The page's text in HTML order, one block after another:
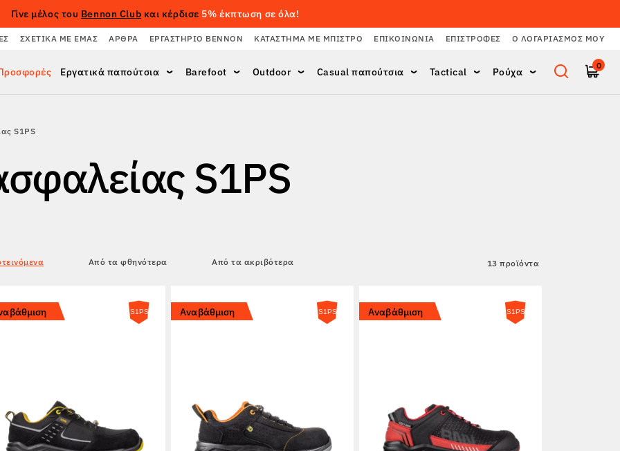
Γίνε μέλος του Bennon Club και κέρδισε 5% έκπτωση σε όλα!
ΣΧΕΤΙΚΆ ΜΕ ΕΜΆΣ ΆΡΘΡΑ ΕΡΓΑΣΤΉΡΙΟ BENNON ΚΑΤΆΣΤΗΜΑ ΜΕ ΜΠΙΣΤΡΌ ΕΠΙΚΟΙΝΩΝΊΑ ΕΠΙΣΤΡΟΦΈΣ Ο ΛΟΓΑΡΙΑΣΜΌΣ ΜΟΥ
Εργατικά παπούτσια Barefoot Outdoor Casual παπούτσια Tactical Ρούχα
0
S1PS
S1PS
13 προϊόντα
Από τα φθηνότερα Από τα ακριβότερα
Αναβάθμιση Αναβάθμιση